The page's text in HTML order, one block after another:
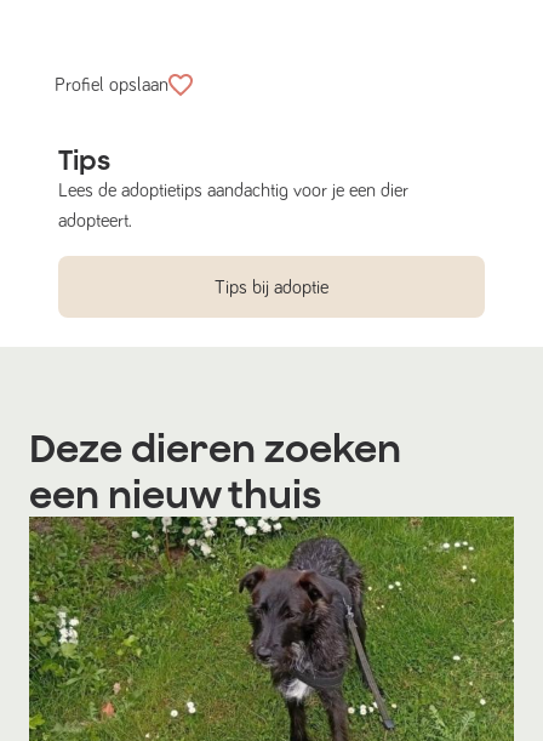
Profiel opslaan
Tips
Lees de adoptietips aandachtig voor je een dier
adopteert.
Tips bij adoptie
Deze dieren zoeken
een nieuw thuis